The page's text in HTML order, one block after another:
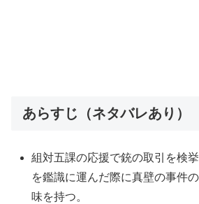
あらすじ（ネタバレあり）
組対五課の応援で銃の取引を検
を鑑識に運んだ際に真壁の事件
味を持つ。